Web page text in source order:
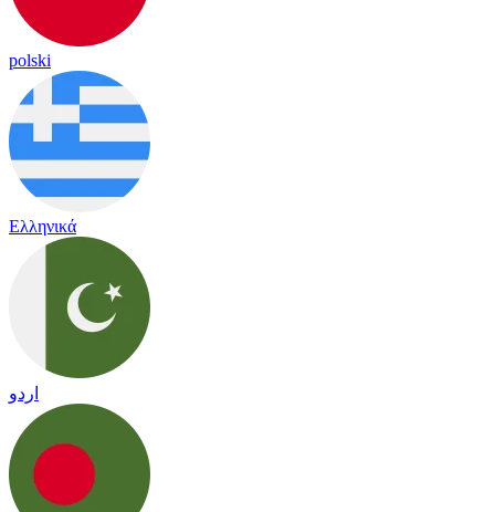
polski
Ελληνικά
اردو